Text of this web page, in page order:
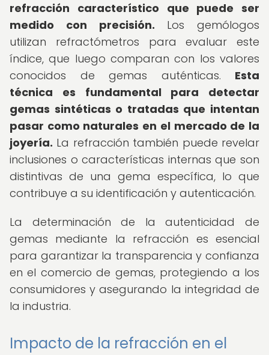
refracción característico que puede ser
medido con precisión. Los gemólogos
utilizan refractómetros para evaluar este
índice, que luego comparan con los valores
conocidos de gemas auténticas. Esta
técnica es fundamental para detectar
gemas sintéticas o tratadas que intentan
pasar como naturales en el mercado de la
joyería. La refracción también puede revelar
inclusiones o características internas que son
distintivas de una gema específica, lo que
contribuye a su identificación y autenticación.
La determinación de la autenticidad de
gemas mediante la refracción es esencial
para garantizar la transparencia y confianza
en el comercio de gemas, protegiendo a los
consumidores y asegurando la integridad de
la industria.
Impacto de la refracción en el